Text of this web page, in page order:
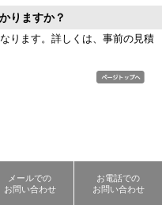
りますか？
ります。詳しくは、事前の見積
メールでの
お問い合わせ
お電話での
お問い合わせ